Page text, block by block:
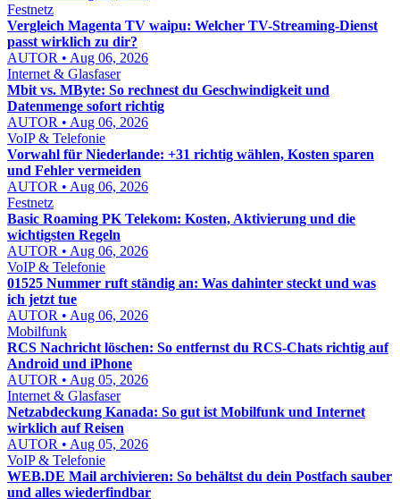
Festnetz
Vergleich Magenta TV waipu: Welcher TV-Streaming-Dienst
passt wirklich zu dir?
AUTOR • Aug 06, 2026
Internet & Glasfaser
Mbit vs. MByte: So rechnest du Geschwindigkeit und
Datenmenge sofort richtig
AUTOR • Aug 06, 2026
VoIP & Telefonie
Vorwahl für Niederlande: +31 richtig wählen, Kosten sparen
und Fehler vermeiden
AUTOR • Aug 06, 2026
Festnetz
Basic Roaming PK Telekom: Kosten, Aktivierung und die
wichtigsten Regeln
AUTOR • Aug 06, 2026
VoIP & Telefonie
01525 Nummer ruft ständig an: Was dahinter steckt und was
ich jetzt tue
AUTOR • Aug 06, 2026
Mobilfunk
RCS Nachricht löschen: So entfernst du RCS-Chats richtig auf
Android und iPhone
AUTOR • Aug 05, 2026
Internet & Glasfaser
Netzabdeckung Kanada: So gut ist Mobilfunk und Internet
wirklich auf Reisen
AUTOR • Aug 05, 2026
VoIP & Telefonie
WEB.DE Mail archivieren: So behältst du dein Postfach sauber
und alles wiederfindbar